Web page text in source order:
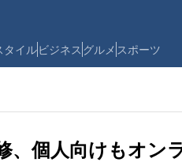
タイルビジネス グルメ スポーツ
、個人向けもオン